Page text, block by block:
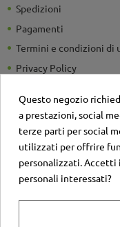
Spedizioni
Pagamenti
Termini e condizioni di
Privacy Policy
Detrazioni Fiscali
Sei un'azienda?
Il negozio
Contatti
Questo negozio
a prestazioni, social
terze parti per social
utilizzati per offrire
personalizzati. Accetti
personali interessati?